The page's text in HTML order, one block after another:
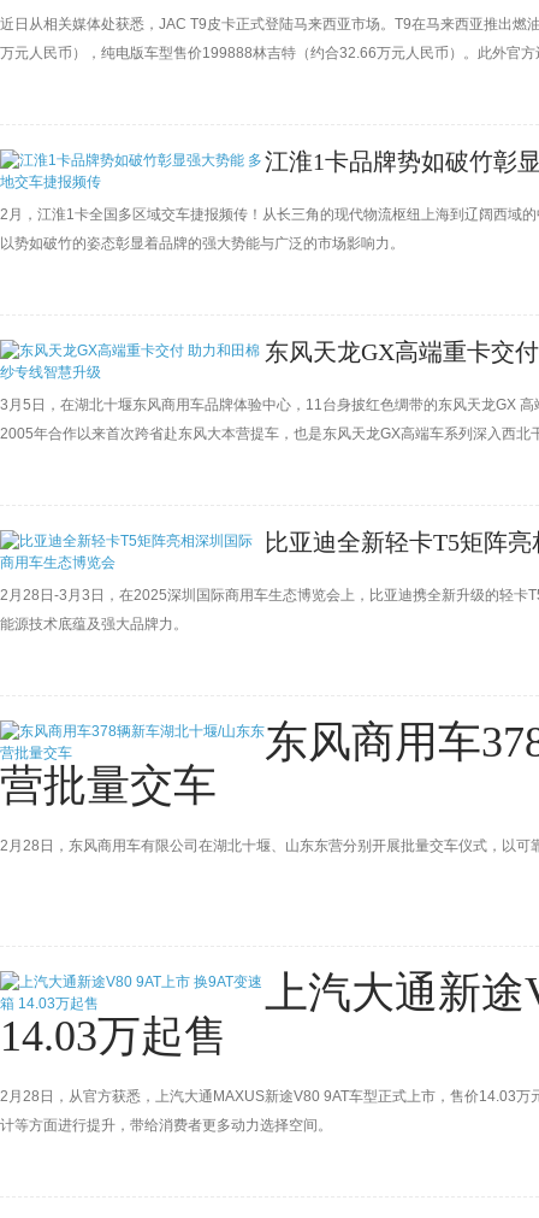
近日从相关媒体处获悉，JAC T9皮卡正式登陆马来西亚市场。T9在马来西亚推出
万元人民币），纯电版车型售价199888林吉特（约合32.66万元人民币）。此外官
江淮1卡品牌势如破竹彰
2月，江淮1卡全国多区域交车捷报频传！从长三角的现代物流枢纽上海到辽阔西域
以势如破竹的姿态彰显着品牌的强大势能与广泛的市场影响力。
东风天龙GX高端重卡交
3月5日，在湖北十堰东风商用车品牌体验中心，11台身披红色绸带的东风天龙GX
2005年合作以来首次跨省赴东风大本营提车，也是东风天龙GX高端车系列深入西
比亚迪全新轻卡T5矩阵
2月28日-3月3日，在2025深圳国际商用车生态博览会上，比亚迪携全新升级的轻卡
能源技术底蕴及强大品牌力。
东风商用车
营批量交车
2月28日，东风商用车有限公司在湖北十堰、山东东营分别开展批量交车仪式，以
上汽大通新途
14.03万起售
2月28日，从官方获悉，上汽大通MAXUS新途V80 9AT车型正式上市，售价14.03
计等方面进行提升，带给消费者更多动力选择空间。